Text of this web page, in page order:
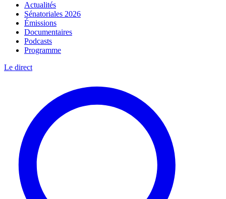
Actualités
Sénatoriales 2026
Émissions
Documentaires
Podcasts
Programme
Le direct